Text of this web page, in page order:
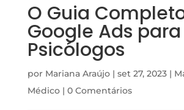
O Guia
Google Ads para
Psicólogos
por Mariana Araújo| set 27, 2023|
Médico| 0 Comentários